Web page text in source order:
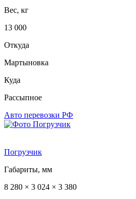
Вес, кг
13 000
Откуда
Мартыновка
Куда
Рассыпное
Авто перевозки РФ
Погрузчик
Габариты, мм
8 280 × 3 024 × 3 380